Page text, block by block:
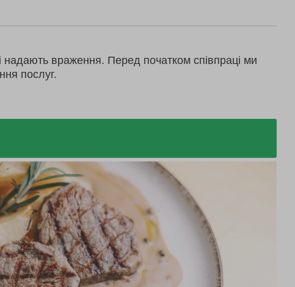
враження. Перед початком співпраці ми
послуг.